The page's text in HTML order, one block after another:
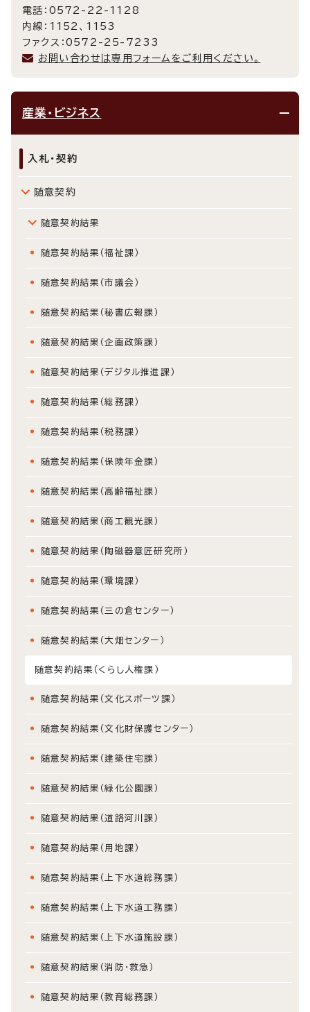
電話：0572-22-1128
内線：1152、1153
ファクス：0572-25-7233
お問い合わせは専用フォームをご利用ください。
産業・ビジネス
入札・契約
随意契約
随意契約結果
随意契約結果（福祉課）
随意契約結果（市議会）
随意契約結果（秘書広報課）
随意契約結果（企画政策課）
随意契約結果（デジタル推進課）
随意契約結果（総務課）
随意契約結果（税務課）
随意契約結果（保険年金課）
随意契約結果（高齢福祉課）
随意契約結果（商工観光課）
随意契約結果（陶磁器意匠研究所）
随意契約結果（環境課）
随意契約結果（三の倉センター）
随意契約結果（大畑センター）
随意契約結果（くらし人権課）
随意契約結果（文化スポーツ課）
随意契約結果（文化財保護センター）
随意契約結果（建築住宅課）
随意契約結果（緑化公園課）
随意契約結果（道路河川課）
随意契約結果（用地課）
随意契約結果（上下水道総務課）
随意契約結果（上下水道工務課）
随意契約結果（上下水道施設課）
随意契約結果（消防・救急）
随意契約結果（教育総務課）